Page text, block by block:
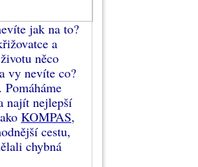
jak na to?
a
něco
vy nevíte co?
Pomáháme
najít nejlepší
KOMPAS,
cestu,
chybná